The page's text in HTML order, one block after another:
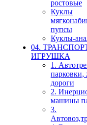
ростовые
Куклы
пупсы
Куклы-
04.
ИГРУШКА
1.
парковки,
дороги
2.
машины
3.